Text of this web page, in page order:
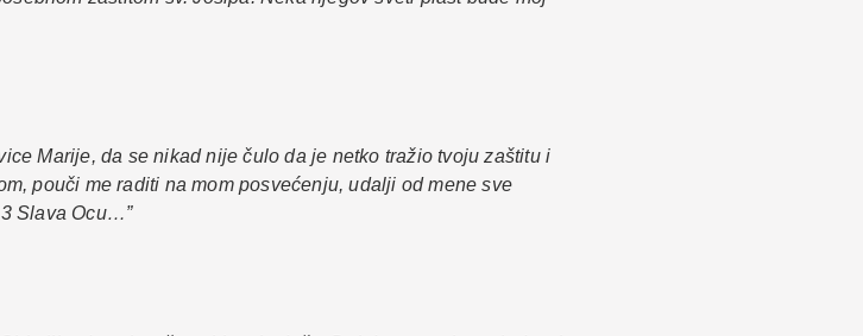
Marije, da se nikad nije čulo da je netko tražio tvoju zaštitu i
pouči me raditi na mom posvećenju, udalji od mene sve
Slava Ocu…”